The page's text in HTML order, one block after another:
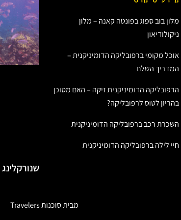
מלון בוב ספוג בפונטה קאנה – מלון
ניקולודיאון
אוכל מקומי ברפובליקה הדומיניקנית –
המדריך השלם
הרפובליקה הדומיניקנית זיקה – האם מסוכן
בהריון לטוס לרפובליקה?
השכרת רכב ברפובליקה הדומיניקנית
חיי לילה ברפובליקה הדומיניקנית
מבית סוכנות Travelers